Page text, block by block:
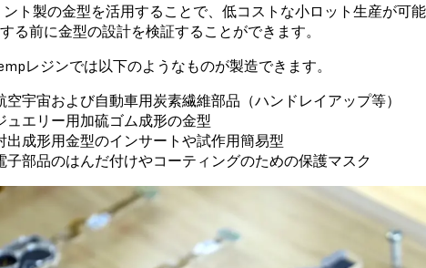
ト製の金型を活用することで、低コストな小ロット生産が可
る前に金型の設計を検証することができます。
レジンでは以下のようなものが製造できます。
空宇宙および自動車用炭素繊維部品（ハンドレイアップ等）
ュエリー用加硫ゴム成形の金型
出成形用金型のインサートや試作用簡易型
子部品のはんだ付けやコーティングのための保護マスク